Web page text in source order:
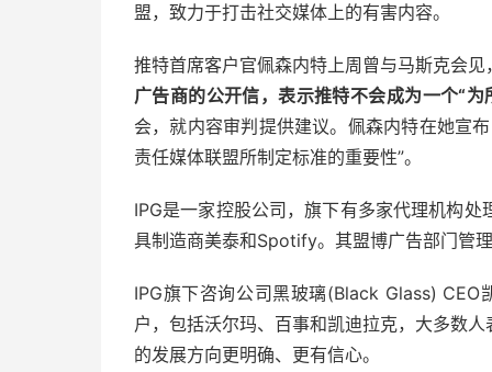
盟，致力于打击社交媒体上的有害内容。
推特首席客户官佩森内特上周曾与马斯克会
广告商的公开信，表示推特不会成为一个“
会，就内容审判提供建议。佩森内特在她宣
责任媒体联盟所制定标准的重要性”。
IPG是一家控股公司，旗下有多家代理机构
具制造商美泰和Spotify。其盟博广告部门管
IPG旗下咨询公司黑玻璃(Black Glass)
户，包括沃尔玛、百事和凯迪拉克，大多数
的发展方向更明确、更有信心。